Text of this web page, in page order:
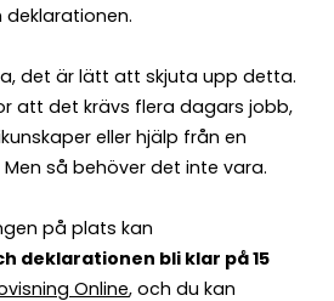
det är lätt att skjuta upp detta.
att det krävs flera dagars jobb,
eller hjälp från en
så behöver det inte vara.
på plats kan
deklarationen bli klar på 15
Online, och du kan